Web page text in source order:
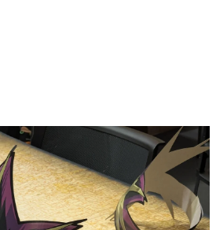
ら解き明かしていく、硬派で骨太な評論連載
えた日本語
裏技」「ラスボス」… ゲームにまつわる言葉
の変遷を、コンピューター文化史研究家・タ
徹底調査。